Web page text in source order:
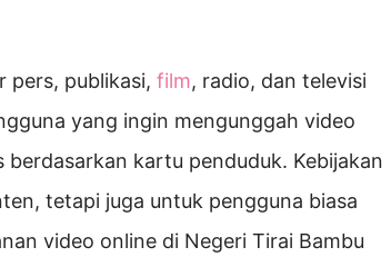
pers, publikasi, film, radio, dan televisi
yang ingin mengunggah video
kartu penduduk. Kebijakan
tetapi juga untuk pengguna biasa
video online di Negeri Tirai Bambu